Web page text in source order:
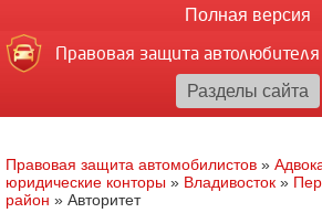
Полная версия
Правовая защита автолюбителя
Правовая защита автомобилистов »
юридические конторы » Владивосток »
район » Авторитет